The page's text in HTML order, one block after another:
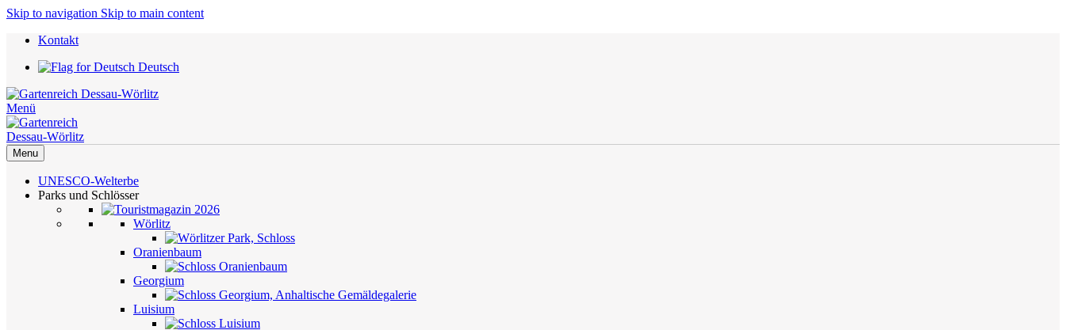
Skip to navigation Skip to main content
Kontakt
Deutsch
Menü
Menu
UNESCO-Welterbe
Parks und Schlösser
Wörlitz
Oranienbaum
Georgium
Luisium